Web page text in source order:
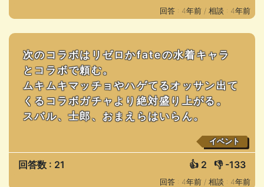
回答 : 4年前 / 相談 : 4年前
次のコラボはリゼロかfateの水着キャラ
とコラボで頼む。
ムキムキマッチョやハゲてるオッサン出て
くるコラボガチャより絶対盛り上がる。
スバル、士郎、おまえらはいらん。
イベント
回答数 : 21 👍 2 👎 -133
回答 : 4年前 / 相談 : 4年前